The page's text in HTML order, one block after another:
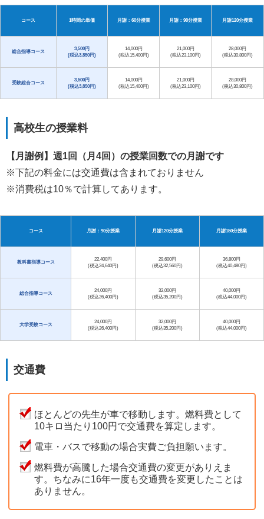
コース 1時間の単価 月謝：60分授業 月謝：90分授業 月謝120分授業
総合指導コース
3,500円
(税込3,850円)
14,000円
(税込15,400円)
21,000円
(税込23,100円)
28,000円
(税込30,800円)
受験総合コース
3,500円
(税込3,850円)
14,000円
(税込15,400円)
21,000円
(税込23,100円)
28,000円
(税込30,800円)
高校生の授業料
【月謝例】週1回（月4回）の授業回数での月謝です
※下記の料金には交通費は含まれておりません
※消費税は10％で計算してあります。
コース 月謝：90分授業 月謝120分授業 月謝150分授業
教科書指導コース
22,400円
(税込24,640円)
29,600円
(税込32,560円)
36,800円
(税込40,480円)
総合指導コース
24,000円
(税込26,400円)
32,000円
(税込35,200円)
40,000円
(税込44,000円)
大学受験コース
24,000円
(税込26,400円)
32,000円
(税込35,200円)
40,000円
(税込44,000円)
交通費
ほとんどの先生が車で移動します。燃料費として
10キロ当たり100円で交通費を算定します。
電車・バスで移動の場合実費ご負担願います。
燃料費が高騰した場合交通費の変更がありえま
す。ちなみに16年一度も交通費を変更したことは
ありません。